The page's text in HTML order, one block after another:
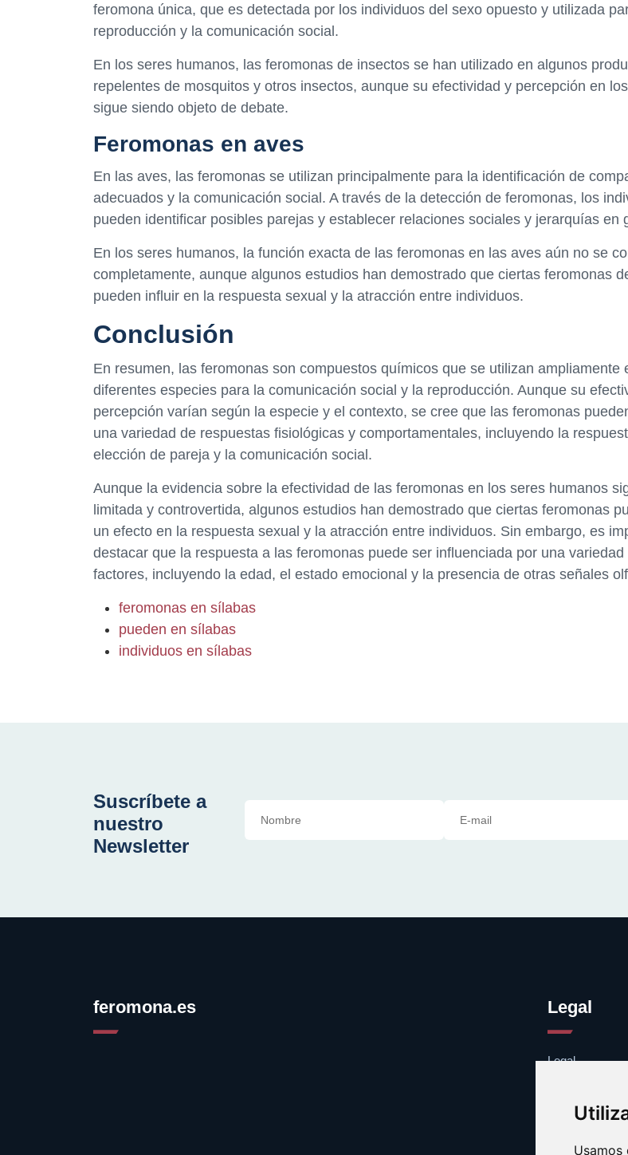
feromona única, que es detectada por los individuos del sexo opuesto y utilizada
reproducción y la comunicación social.
En los seres humanos, las feromonas de insectos se han utilizado en algunos
repelentes de mosquitos y otros insectos, aunque su efectividad y percepción en
sigue siendo objeto de debate.
Feromonas en aves
En las aves, las feromonas se utilizan principalmente para la identificación de
adecuados y la comunicación social. A través de la detección de feromonas, los
pueden identificar posibles parejas y establecer relaciones sociales y jerarquías en
En los seres humanos, la función exacta de las feromonas en las aves aún no se
completamente, aunque algunos estudios han demostrado que ciertas feromonas
pueden influir en la respuesta sexual y la atracción entre individuos.
Conclusión
En resumen, las feromonas son compuestos químicos que se utilizan ampliamente
diferentes especies para la comunicación social y la reproducción. Aunque su
percepción varían según la especie y el contexto, se cree que las feromonas
una variedad de respuestas fisiológicas y comportamentales, incluyendo la
elección de pareja y la comunicación social.
Aunque la evidencia sobre la efectividad de las feromonas en los seres humanos
limitada y controvertida, algunos estudios han demostrado que ciertas feromonas
un efecto en la respuesta sexual y la atracción entre individuos. Sin embargo, es
destacar que la respuesta a las feromonas puede ser influenciada por una variedad
factores, incluyendo la edad, el estado emocional y la presencia de otras señales
feromonas en sílabas
pueden en sílabas
individuos en sílabas
Suscríbete a
nuestro
Newsletter
feromona.es Legal
Legal
Contacto